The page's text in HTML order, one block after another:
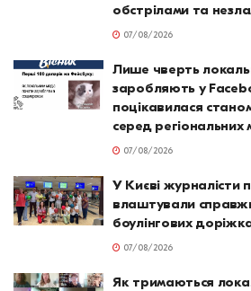
обстрілами та
07/08/2026
Лише чверть
заробляють у
поцікавилася
серед регіональних
07/08/2026
У Києві журналісти
влаштували
боулінгових
07/08/2026
Як тримаються